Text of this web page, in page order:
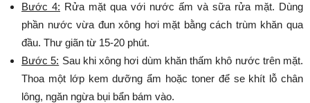
Bước 4: Rửa mặt qua với nước ấm và sữa rửa mặt. Dùng
phần nước vừa đun xông hơi mặt bằng cách trùm khăn qua
đầu. Thư giãn từ 15-20 phút.
Bước 5: Sau khi xông hơi dùm khăn thấm khô nước trên mặt.
Thoa một lớp kem dưỡng ẩm hoặc toner để se khít lỗ chân
lông, ngăn ngừa bụi bẩn bám vào.